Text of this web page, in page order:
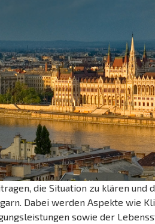
die Situation zu klären und
Dabei werden Aspekte wie
sowie der